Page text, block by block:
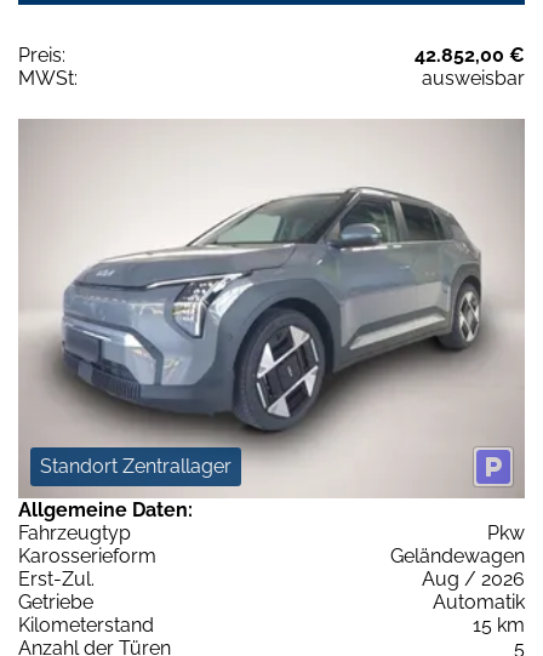
Preis:
42.852,00 €
MWSt:
ausweisbar
Standort Zentrallager
Allgemeine Daten:
Fahrzeugtyp
Pkw
Karosserieform
Geländewagen
Erst-Zul.
Aug / 2026
Getriebe
Automatik
Kilometerstand
15 km
Anzahl der Türen
5